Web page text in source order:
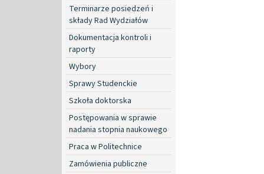
Terminarze posiedzeń i
składy Rad Wydziałów
Dokumentacja kontroli i
raporty
Wybory
Sprawy Studenckie
Szkoła doktorska
Postępowania w sprawie
nadania stopnia naukowego
Praca w Politechnice
Zamówienia publiczne